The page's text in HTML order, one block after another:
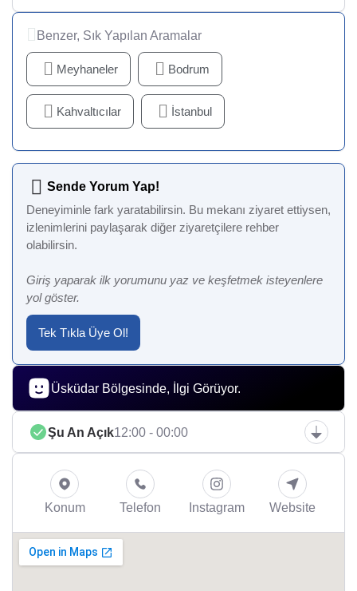
Benzer, Sık Yapılan Aramalar
Meyhaneler Bodrum
Kahvaltıcılar İstanbul
Sende Yorum Yap!
Deneyiminle fark yaratabilirsin. Bu mekanı ziyaret ettiysen,
izlenimlerini paylaşarak diğer ziyaretçilere rehber
olabilirsin.
Giriş yaparak ilk yorumunu yaz ve keşfetmek isteyenlere
yol göster.
Tek Tıkla Üye Ol!
Üsküdar Bölgesinde, İlgi Görüyor.
Şu An Açık12:00 - 00:00
Konum Telefon Instagram Website